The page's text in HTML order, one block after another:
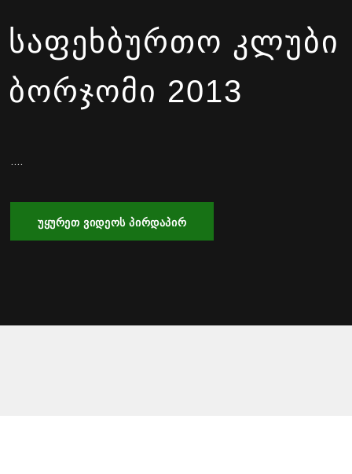
ᲡᲐᲤᲔᲮᲑᲣᲠᲗᲝ ᲙᲚᲣᲑᲘ
ᲑᲝᲠᲯᲝᲛᲘ 2013
....
ᲣᲧᲣᲠᲔᲗ ᲕᲘᲓᲔᲝᲡ ᲞᲘᲠᲓᲐᲞᲘᲠ